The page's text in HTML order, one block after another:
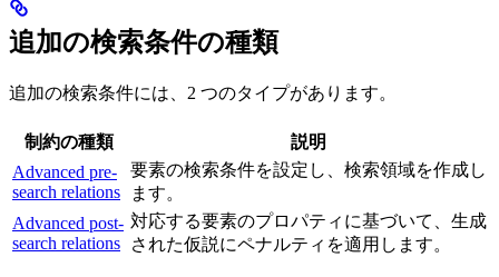
追加の検索条件の種類
追加の検索条件には、2 つのタイプがあります。
制約の種類
説明
Advanced pre-
search relations
要素の検索条件を設定し、検索領域を作成し
ます。
Advanced post-
search relations
対応する要素のプロパティに基づいて、生成
された仮説にペナルティを適用します。